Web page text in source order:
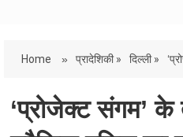
Home » प्रादेशिकी » दिल्ली »
‘प्रोजेक्ट संगम’ के